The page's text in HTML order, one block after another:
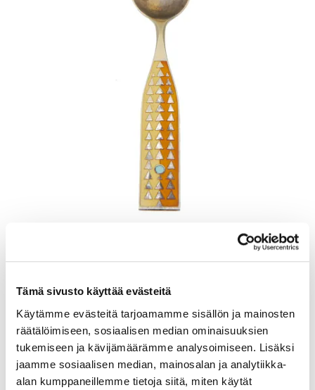
Tämä sivusto käyttää evästeitä
Käytämme evästeitä tarjoamamme sisällön ja mainosten
räätälöimiseen, sosiaalisen median ominaisuuksien
tukemiseen ja kävijämäärämme analysoimiseen. Lisäksi
jaamme sosiaalisen median, mainosalan ja analytiikka-
alan kumppaneillemme tietoja siitä, miten käytät
Lusikka, emaloitu, pituus 165mm, A. Michelsen, Tanska, Julen 1960,
Johtava huuto:-
11.8.2026 19:25:30